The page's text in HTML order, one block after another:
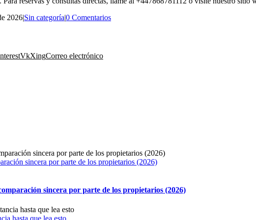
2026|Sin categoría|0 Comentarios
VkXingCorreo electrónico
sincera por parte de los propietarios (2026)
sincera por parte de los propietarios (2026)
hasta que lea esto